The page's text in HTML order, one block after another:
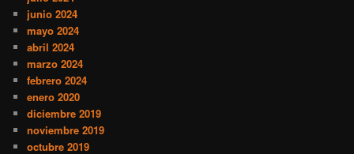
junio 2024
mayo 2024
abril 2024
marzo 2024
febrero 2024
enero 2020
diciembre 2019
noviembre 2019
octubre 2019